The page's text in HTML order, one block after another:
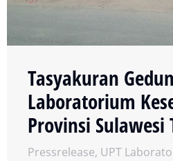
Tasyakuran
Laboratorium
Provinsi Sulawesi
Pressrelease, UPT